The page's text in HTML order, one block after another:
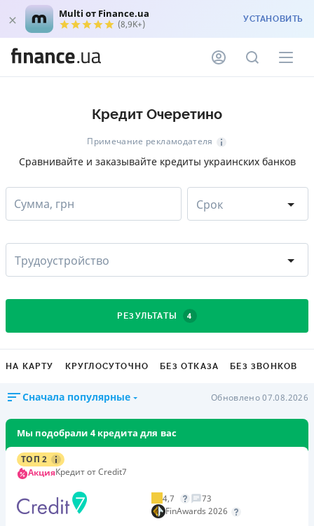
Multi от Finance.ua
(8,9K+) УСТАНОВИТЬ
Кредит Очеретино
Примечание рекламодателя
Сравнивайте и заказывайте кредиты украинских банков
Сумма, грн Срок
Трудоустройство
РЕЗУЛЬТАТЫ 4
НА КАРТУ КРУГЛОСУТОЧНО БЕЗ ОТКАЗА БЕЗ ЗВОНКОВ
Сначала популярные Обновлено 07.08.2026
Мы подобрали 4 кредита для вас
ТОП 2
АкцияКредит от Credit7
4,7
73
FinAwards 2026